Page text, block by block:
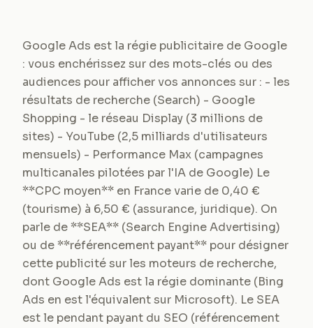
Google Ads est la régie publicitaire de Google
: vous enchérissez sur des mots-clés ou des
audiences pour afficher vos annonces sur : - les
résultats de recherche (Search) - Google
Shopping - le réseau Display (3 millions de
sites) - YouTube (2,5 milliards d'utilisateurs
mensuels) - Performance Max (campagnes
multicanales pilotées par l'IA de Google) Le
**CPC moyen** en France varie de 0,40 €
(tourisme) à 6,50 € (assurance, juridique). On
parle de **SEA** (Search Engine Advertising)
ou de **référencement payant** pour désigner
cette publicité sur les moteurs de recherche,
dont Google Ads est la régie dominante (Bing
Ads en est l'équivalent sur Microsoft). Le SEA
est le pendant payant du SEO (référencement